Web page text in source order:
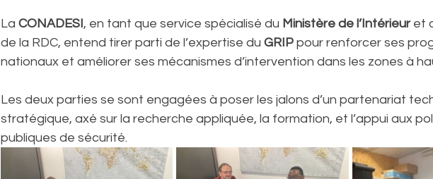
La CONADESI, en tant que service spécialisé du Ministère de l’Intérieur et
de la RDC, entend tirer parti de l’expertise du GRIP pour renforcer ses
nationaux et améliorer ses mécanismes d’intervention dans les zones à
Les deux parties se sont engagées à poser les jalons d’un partenariat
stratégique, axé sur la recherche appliquée, la formation, et l’appui aux
publiques de sécurité.